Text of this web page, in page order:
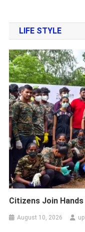
LIFE STYLE
Citizens Join Hands
August 10, 2026